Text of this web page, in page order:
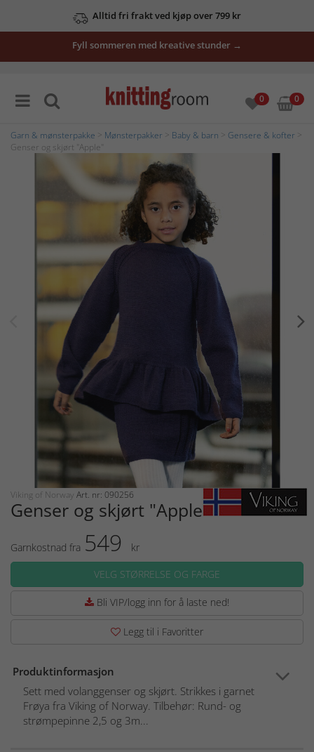
Alltid fri frakt ved kjøp over 799 kr
Fyll sommeren med kreative stunder →
0 0
Garn & mønsterpakke Mønsterpakker Baby & barn Gensere & kofter
Genser og skjørt "Apple"
Viking of Norway Art. nr: 090256
Genser og skjørt "Apple"
Garnkostnad fra 549
kr
VELG STØRRELSE OG FARGE
Bli VIP/logg inn for å laste ned!
Legg til i Favoritter
Produktinformasjon
Sett med volanggenser og skjørt. Strikkes i garnet
Frøya fra Viking of Norway. Tilbehør: Rund- og
strømpepinne 2,5 og 3m...